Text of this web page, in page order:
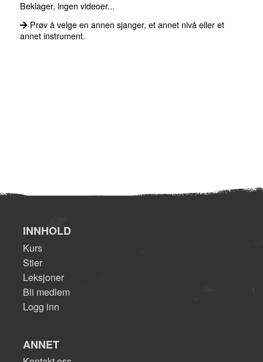
Beklager, ingen videoer...
Prøv å velge en annen sjanger, et annet nivå eller et
annet instrument.
INNHOLD
Kurs
Stier
Leksjoner
Bli medlem
Logg inn
ANNET